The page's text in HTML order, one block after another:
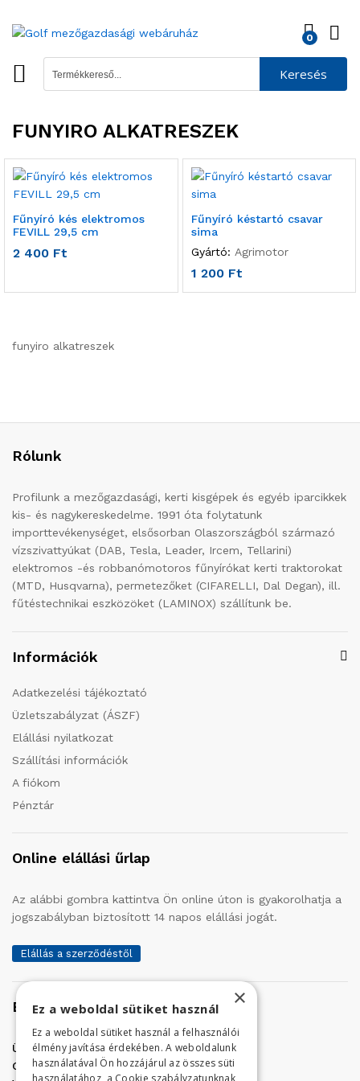
0
Keresés
FUNYIRO ALKATRESZEK
Fűnyíró kés elektromos
FEVILL 29,5 cm
2 400 Ft
Fűnyíró késtartó csavar
sima
Gyártó: Agrimotor
1 200 Ft
funyiro alkatreszek
Rólunk
Profilunk a mezőgazdasági, kerti kisgépek és egyéb iparcikkek
kis- és nagykereskedelme. 1991 óta folytatunk
importtevékenységet, elsősorban Olaszországból származó
vízszivattyúkat (DAB, Tesla, Leader, Ircem, Tellarini)
elektromos -és robbanómotoros fűnyírókat kerti traktorokat
(MTD, Husqvarna), permetezőket (CIFARELLI, Dal Degan), ill.
fűtéstechnikai eszközöket (LAMINOX) szállítunk be.
Információk
Adatkezelési tájékoztató
Üzletszabályzat (ÁSZF)
Elállási nyilatkozat
Szállítási információk
A fiókom
Pénztár
Online elállási űrlap
Az alábbi gombra kattintva Ön online úton is gyakorolhatja a
jogszabályban biztosított 14 napos elállási jogát.
Elállás a szerződéstől
Elérhetőség
Üzletünk címe:Szolnok, Vércse út 17.
Golf Center Áruház:06 (56) 423-324
×
Ez a weboldal sütiket használ
Ez a weboldal sütiket használ a felhasználói
élmény javítása érdekében. A weboldalunk
használatával Ön hozzájárul az összes süti
használatához, a Cookie szabályzatunknak